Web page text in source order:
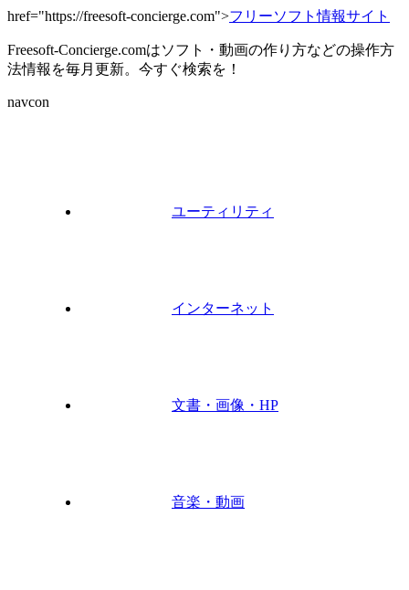
href="https://freesoft-concierge.com">フリーソフト情報サイト
Freesoft-Concierge.comはソフト・動画の作り方などの操作方
法情報を毎月更新。今すぐ検索を！
navcon
ユーティリティ
インターネット
文書・画像・HP
音楽・動画